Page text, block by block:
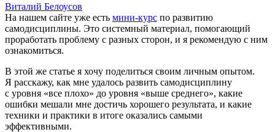
Виталий Белоусов
На нашем сайте уже есть мини-курс по развитию
самодисциплины. Это системный материал, помогающий
проработать проблему с разных сторон, и я рекомендую с ним
ознакомиться.
В этой же статье я хочу поделиться своим личным опытом.
Я расскажу, как мне удалось развить самодисциплину
с уровня «все плохо» до уровня «выше среднего», какие
ошибки мешали мне достичь хорошего результата, и какие
техники и практики в итоге оказались самыми
эффективными.